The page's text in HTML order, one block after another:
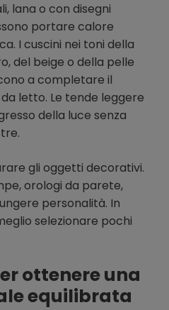
lana o con disegni
portare calore
I cuscini nei toni della
del beige o della pelle
a completare il
letto. Le tende leggere
della luce senza
gli oggetti decorativi.
orologi da parete,
personalità. In
selezionare pochi
ottenere una
equilibrata